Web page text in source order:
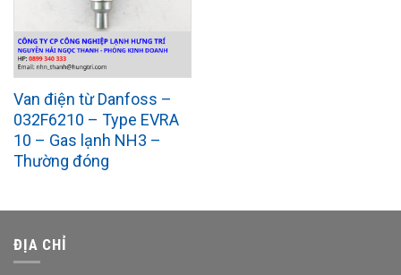
Van điện từ Danfoss –
032F6210 – Type EVRA
10 – Gas lạnh NH3 –
Thường đóng
ĐỊA CHỈ